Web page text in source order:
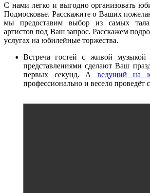
С нами легко и выгодно организовать
Подмосковье. Расскажите о Ваших
мы предоставим выбор из самых
артистов под Ваш запрос. Расскажем
услугах на юбилейные торжества.
Встреча гостей с живой
представлениями сделают Ваш
первых секунд. А ведущий на
профессионально и весело проведёт